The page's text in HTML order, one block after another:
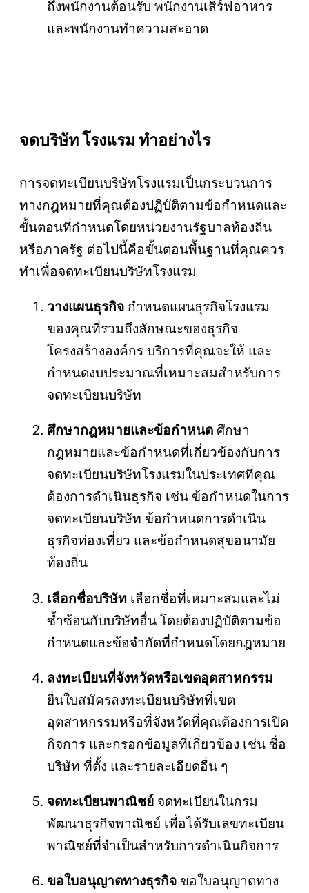
ถึงพนักงานต้อนรับ พนักงานเสิร์ฟอาหาร
และพนักงานทำความสะอาด
จดบริษัท โรงแรม ทำอย่างไร
การจดทะเบียนบริษัทโรงแรมเป็นกระบวนการ
ทางกฎหมายที่คุณต้องปฏิบัติตามข้อกำหนดและ
ขั้นตอนที่กำหนดโดยหน่วยงานรัฐบาลท้องถิ่น
หรือภาครัฐ ต่อไปนี้คือขั้นตอนพื้นฐานที่คุณควร
ทำเพื่อจดทะเบียนบริษัทโรงแรม
วางแผนธุรกิจ กำหนดแผนธุรกิจโรงแรม
ของคุณที่รวมถึงลักษณะของธุรกิจ
โครงสร้างองค์กร บริการที่คุณจะให้ และ
กำหนดงบประมาณที่เหมาะสมสำหรับการ
จดทะเบียนบริษัท
ศึกษากฎหมายและข้อกำหนด ศึกษา
กฎหมายและข้อกำหนดที่เกี่ยวข้องกับการ
จดทะเบียนบริษัทโรงแรมในประเทศที่คุณ
ต้องการดำเนินธุรกิจ เช่น ข้อกำหนดในการ
จดทะเบียนบริษัท ข้อกำหนดการดำเนิน
ธุรกิจท่องเที่ยว และข้อกำหนดสุขอนามัย
ท้องถิ่น
เลือกชื่อบริษัท เลือกชื่อที่เหมาะสมและไม่
ซ้ำซ้อนกับบริษัทอื่น โดยต้องปฏิบัติตามข้อ
กำหนดและข้อจำกัดที่กำหนดโดยกฎหมาย
ลงทะเบียนที่จังหวัดหรือเขตอุตสาหกรรม
ยื่นใบสมัครลงทะเบียนบริษัทที่เขต
อุตสาหกรรมหรือที่จังหวัดที่คุณต้องการเปิด
กิจการ และกรอกข้อมูลที่เกี่ยวข้อง เช่น ชื่อ
บริษัท ที่ตั้ง และรายละเอียดอื่น ๆ
จดทะเบียนพาณิชย์ จดทะเบียนในกรม
พัฒนาธุรกิจพาณิชย์ เพื่อได้รับเลขทะเบียน
พาณิชย์ที่จำเป็นสำหรับการดำเนินกิจการ
ขอใบอนุญาตทางธุรกิจ ขอใบอนุญาตทาง